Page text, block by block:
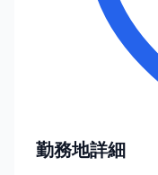
勤務地詳細